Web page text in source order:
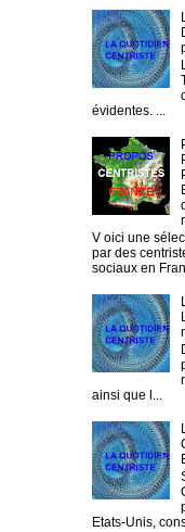
évidentes. ...
V oici une
par des
sociaux en
ainsi que l...
Etats-Unis,